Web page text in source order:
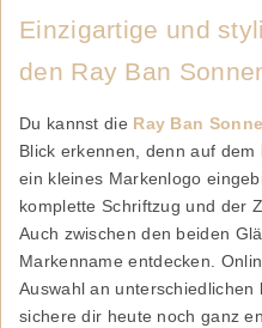
Einzigartige und
den Ray Ban
Du kannst die Ray Ban
Blick erkennen, denn auf
ein kleines Markenlogo
komplette Schriftzug und der
Auch zwischen den beiden
Markenname entdecken.
Auswahl an unterschiedlichen
sichere dir heute noch ganz